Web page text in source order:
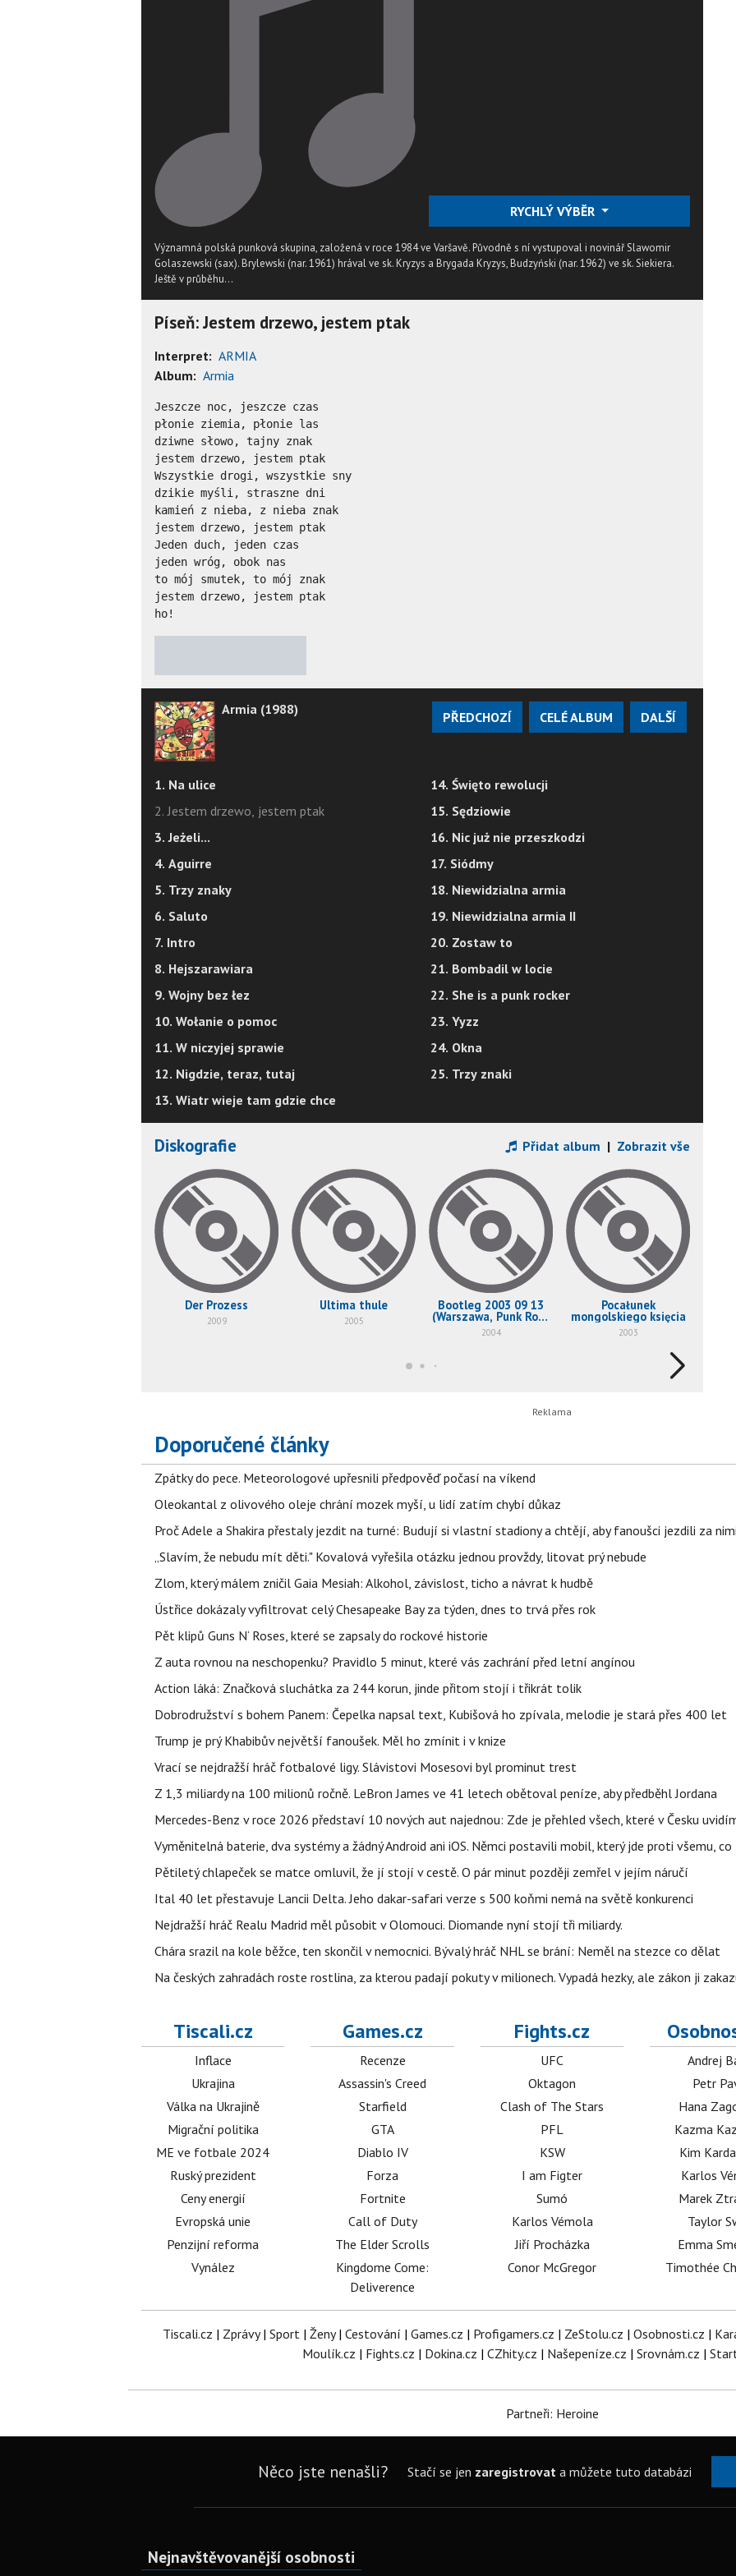
RYCHLÝ VÝBĚR
Významná polská punková skupina, založená v roce 1984 ve Varšavě. Původně s ní vystupoval i novinář Slawomir
Golaszewski (sax). Brylewski (nar. 1961) hrával ve sk. Kryzys a Brygada Kryzys, Budzyński (nar. 1962) ve sk. Siekiera.
Ještě v průběhu...
Píseň: Jestem drzewo, jestem ptak
Interpret: ARMIA
Album: Armia
Jeszcze noc, jeszcze czas
płonie ziemia, płonie las
dziwne słowo, tajny znak
jestem drzewo, jestem ptak
Wszystkie drogi, wszystkie sny
dzikie myśli, straszne dni
kamień z nieba, z nieba znak
jestem drzewo, jestem ptak
Jeden duch, jeden czas
jeden wróg, obok nas
to mój smutek, to mój znak
jestem drzewo, jestem ptak
ho!
Armia (1988) PŘEDCHOZÍ CELÉ ALBUM DALŠÍ
1. Na ulice
2. Jestem drzewo, jestem ptak
3. Jeżeli...
4. Aguirre
5. Trzy znaky
6. Saluto
7. Intro
8. Hejszarawiara
9. Wojny bez łez
10. Wołanie o pomoc
11. W niczyjej sprawie
12. Nigdzie, teraz, tutaj
13. Wiatr wieje tam gdzie chce
14. Święto rewolucji
15. Sędziowie
16. Nic już nie przeszkodzi
17. Siódmy
18. Niewidzialna armia
19. Niewidzialna armia II
20. Zostaw to
21. Bombadil w locie
22. She is a punk rocker
23. Yyzz
24. Okna
25. Trzy znaki
Diskografie Přidat album | Zobrazit vše
Der Prozess
2009
Ultima thule
2005
Bootleg 2003 09 13
(Warszawa, Punk Rock
Later)
2004
Pocałunek
mongolskiego księcia
2003
Doporučené články
Zpátky do pece. Meteorologové upřesnili předpověď počasí na víkend
Oleokantal z olivového oleje chrání mozek myší, u lidí zatím chybí důkaz
Proč Adele a Shakira přestaly jezdit na turné: Budují si vlastní stadiony a chtějí, aby fanoušci jezdili za
„Slavím, že nebudu mít děti." Kovalová vyřešila otázku jednou provždy, litovat prý nebude
Zlom, který málem zničil Gaia Mesiah: Alkohol, závislost, ticho a návrat k hudbě
Ústřice dokázaly vyfiltrovat celý Chesapeake Bay za týden, dnes to trvá přes rok
Pět klipů Guns N‘ Roses, které se zapsaly do rockové historie
Z auta rovnou na neschopenku? Pravidlo 5 minut, které vás zachrání před letní angínou
Action láká: Značková sluchátka za 244 korun, jinde přitom stojí i třikrát tolik
Dobrodružství s bohem Panem: Čepelka napsal text, Kubišová ho zpívala, melodie je stará přes 400 let
Trump je prý Khabibův největší fanoušek. Měl ho zmínit i v knize
Vrací se nejdražší hráč fotbalové ligy. Slávistovi Mosesovi byl prominut trest
Z 1,3 miliardy na 100 milionů ročně. LeBron James ve 41 letech obětoval peníze, aby předběhl Jordana
Mercedes-Benz v roce 2026 představí 10 nových aut najednou: Zde je přehled všech, které v Česku
Vyměnitelná baterie, dva systémy a žádný Android ani iOS. Němci postavili mobil, který jde proti všemu,
Pětiletý chlapeček se matce omluvil, že jí stojí v cestě. O pár minut později zemřel v jejím náručí
Ital 40 let přestavuje Lancii Delta. Jeho dakar-safari verze s 500 koňmi nemá na světě konkurenci
Nejdražší hráč Realu Madrid měl působit v Olomouci. Diomande nyní stojí tři miliardy.
Chára srazil na kole běžce, ten skončil v nemocnici. Bývalý hráč NHL se brání: Neměl na stezce co dělat
Na českých zahradách roste rostlina, za kterou padají pokuty v milionech. Vypadá hezky, ale zákon ji
Tiscali.cz
Inflace
Ukrajina
Válka na Ukrajině
Migrační politika
ME ve fotbale 2024
Ruský prezident
Ceny energií
Evropská unie
Penzijní reforma
Vynález
Games.cz
Recenze
Assassin's Creed
Starfield
GTA
Diablo IV
Forza
Fortnite
Call of Duty
The Elder Scrolls
Kingdome Come:
Deliverence
Fights.cz
UFC
Oktagon
Clash of The Stars
PFL
KSW
I am Figter
Sumó
Karlos Vémola
Jiří Procházka
Conor McGregor
Andrej
Petr
Hana
Kazma
Kim
Karlos
Marek
Taylor
Emma
Timothée
Tiscali.cz | Zprávy| Sport| Ženy| Cestování | Games.cz | Profigamers.cz | ZeStolu.cz | Osobnosti.cz |
Moulík.cz | Fights.cz | Dokina.cz | CZhity.cz | Našepeníze.cz | Srovnám.cz |
Partneři: Heroine
Něco jste nenašli? Stačí se jen zaregistrovata můžete tuto databázi
Nejnavštěvovanější osobnosti